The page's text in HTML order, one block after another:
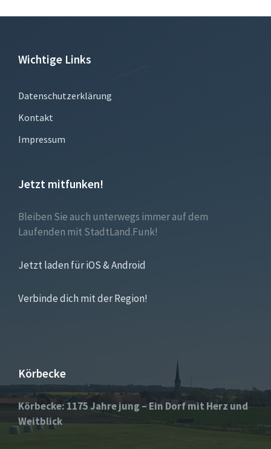
Wichtige Links
Datenschutzerklärung
Kontakt
Impressum
Jetzt mitfunken!
Bleiben Sie auch unterwegs immer auf dem
Laufenden mit StadtLand.Funk!
Jetzt laden für iOS & Android
Verbinde dich mit der Region!
Körbecke
Körbecke: 1175 Jahre jung – Ein Dorf mit Herz und
Weitblick